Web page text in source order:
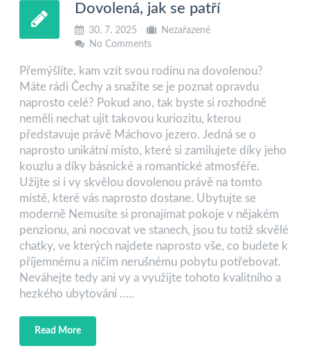
Dovolená, jak se patří
30. 7. 2025
Nezařazené
No Comments
Přemýšlíte, kam vzít svou rodinu na dovolenou?
Máte rádi Čechy a snažíte se je poznat opravdu
naprosto celé? Pokud ano, tak byste si rozhodně
neměli nechat ujít takovou kuriozitu, kterou
představuje právě Máchovo jezero. Jedná se o
naprosto unikátní místo, které si zamilujete díky jeho
kouzlu a díky básnické a romantické atmosféře.
Užijte si i vy skvělou dovolenou právě na tomto
místě, které vás naprosto dostane. Ubytujte se
moderně Nemusíte si pronajímat pokoje v nějakém
penzionu, ani nocovat ve stanech, jsou tu totiž skvělé
chatky, ve kterých najdete naprosto vše, co budete k
příjemnému a ničím nerušnému pobytu potřebovat.
Neváhejte tedy ani vy a využijte tohoto kvalitního a
hezkého ubytování …..
Read More